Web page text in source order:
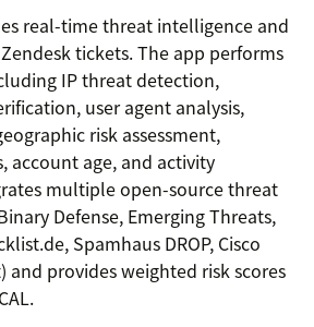
real-time threat intelligence and
tickets. The app performs
IP threat detection,
user agent analysis,
risk assessment,
account age, and activity
multiple open-source threat
Defense, Emerging Threats,
Spamhaus DROP, Cisco
and provides weighted risk scores